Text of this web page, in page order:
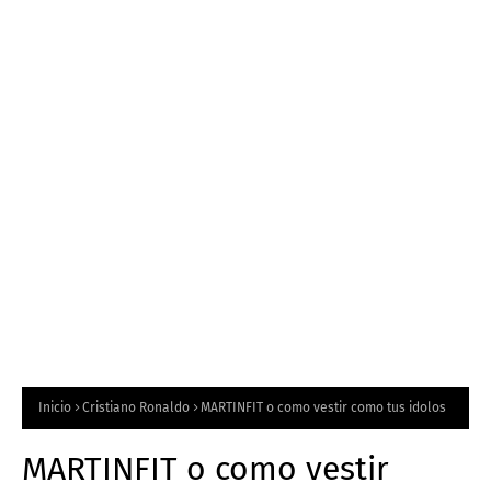
Inicio Cristiano Ronaldo MARTINFIT o como vestir como tus idolos
MARTINFIT o como vestir